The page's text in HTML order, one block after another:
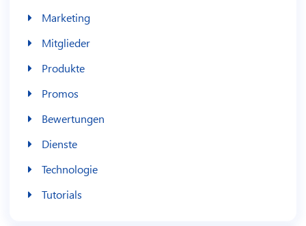
Marketing
Mitglieder
Produkte
Promos
Bewertungen
Dienste
Technologie
Tutorials